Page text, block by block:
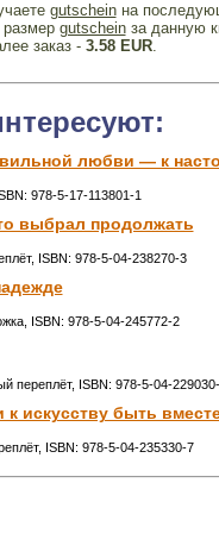
gutscheinна
gutscheinза данную
заказ - 3.58 EUR.
любви — к
978-5-17-113801-1
выбрал продолжать
ISBN: 978-5-04-238270-3
ISBN: 978-5-04-245772-2
переплёт, ISBN: 978-5-04-
искусству быть
ISBN: 978-5-04-235330-7